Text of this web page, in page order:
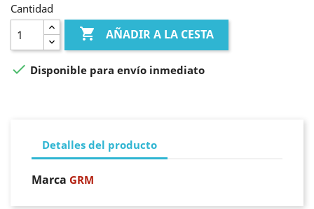
Cantidad
 AÑADIR A LA CESTA
 Disponible para envío inmediato
Detalles del producto
Marca GRM